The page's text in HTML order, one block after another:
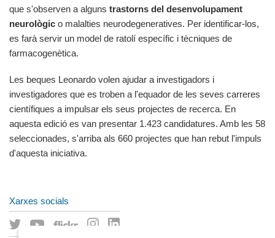
que s'observen a alguns trastorns del desenvolupament
neurològic o malalties neurodegeneratives. Per identificar-los,
es farà servir un model de ratolí específic i tècniques de
farmacogenètica.
Les beques Leonardo volen ajudar a investigadors i
investigadores que es troben a l'equador de les seves carreres
científiques a impulsar els seus projectes de recerca. En
aquesta edició es van presentar 1.423 candidatures. Amb les 58
seleccionades, s'arriba als 660 projectes que han rebut l'impuls
d'aquesta iniciativa.
Xarxes socials